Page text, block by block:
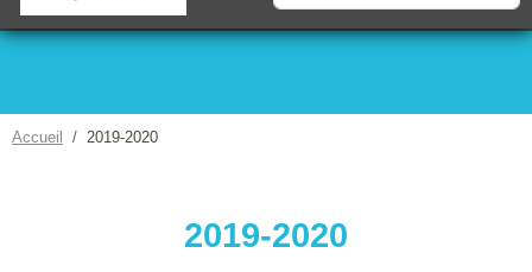
Accueil 2019-2020
2019-2020